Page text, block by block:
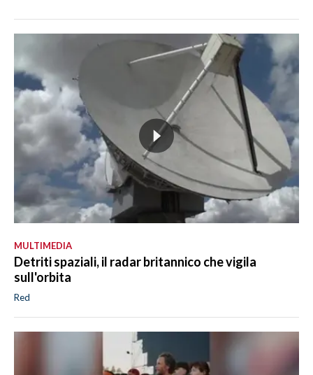
MULTIMEDIA
Detriti spaziali, il radar britannico che vigila
sull'orbita
Red